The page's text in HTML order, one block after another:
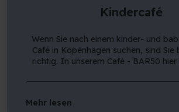
Kindercafé
Wenn Sie nach einem kinder- und
Café in Kopenhagen suchen, sind Sie
richtig. In unserem Café - BAR50
Alters. Im Café haben wir eine
einen Spielbereich im Keller.
Mehr lesen